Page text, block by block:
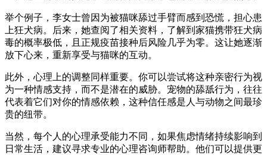
举个例子，李女士曾因为被猫咪舔过手臂而感到恐慌，担心患
上狂犬病。后来，她查阅了相关资料，了解到家猫携带狂犬病
毒的概率极低，且正规疫苗接种后风险几乎为零。这让她逐渐
放下心来，重新享受与猫咪的互动。
此外，心理上的调整同样重要。你可以尝试将这种亲密行为视
为一种情感支持，而不是潜在的威胁。宠物的舔舐行为，往往
代表着它们对你的情感依赖，这种信任感是人与动物之间最珍
贵的纽带。
当然，每个人的心理承受能力不同，如果焦虑情绪持续影响到
日常生活，建议寻求专业的心理咨询师帮助。他们可以提供更